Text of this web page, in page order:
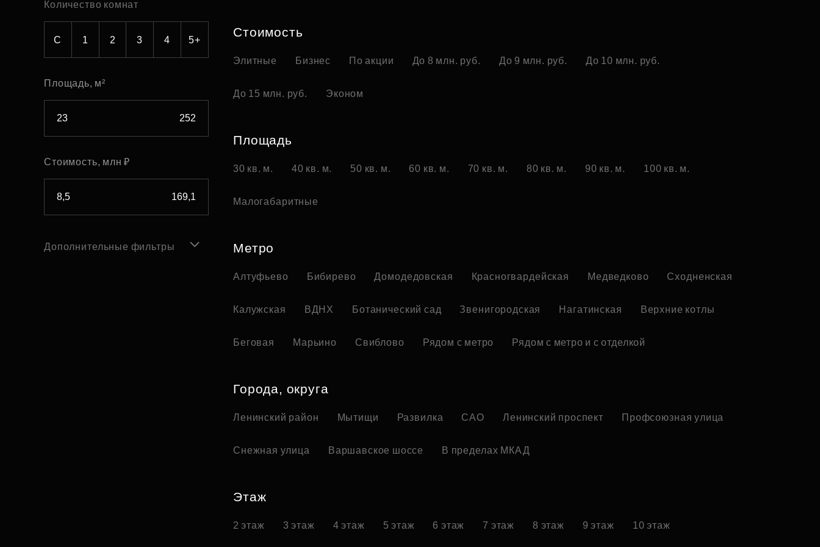
Количество комнат
С 1 2 3 4 5+
Площадь, м²
Стоимость, млн ₽
Дополнительные фильтры
Стоимость
Элитные Бизнес По акции До 8 млн. руб. До 9 млн. руб. До 10 млн. руб.
До 15 млн. руб. Эконом
Площадь
30 кв. м. 40 кв. м. 50 кв. м. 60 кв. м. 70 кв. м. 80 кв. м. 90 кв. м. 100 кв. м.
Малогабаритные
Метро
Алтуфьево Бибирево Домодедовская Красногвардейская Медведково Сходненская
Калужская ВДНХ Ботанический сад Звенигородская Нагатинская Верхние котлы
Беговая Марьино Свиблово Рядом с метро Рядом с метро и с отделкой
Города, округа
Ленинский район Мытищи Развилка САО Ленинский проспект Профсоюзная улица
Снежная улица Варшавское шоссе В пределах МКАД
Этаж
2 этаж 3 этаж 4 этаж 5 этаж 6 этаж 7 этаж 8 этаж 9 этаж 10 этаж